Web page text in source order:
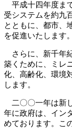
平成十四年度ま
受システムを約九
とともに、都市、
を促進いたします。
さらに、新千年
築くために、ミレ
化、高齢化、環境
します。
二〇〇一年は新
年に政府は、イン
めております。こ